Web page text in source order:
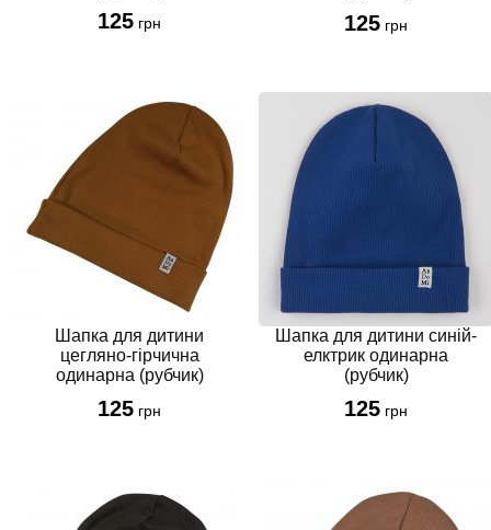
125 грн 125 грн
Шапка для дитини
цегляно-гірчична
одинарна (рубчик)
125 грн
Шапка для дитини синій-
елктрик одинарна
(рубчик)
125 грн